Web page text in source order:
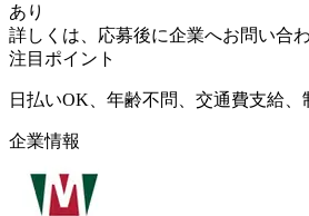
あり
詳しくは、応募後に企業へお問い合
注目ポイント
日払いOK、年齢不問、交通費支給、
企業情報